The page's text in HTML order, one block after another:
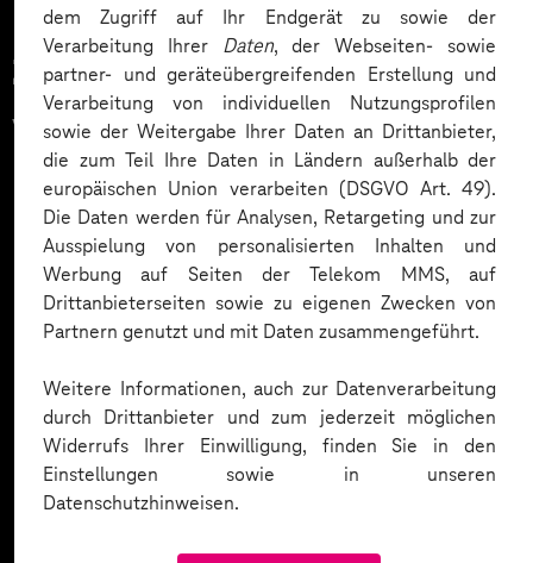
dem Zugriff auf Ihr Endgerät zu sowie der
Verarbeitung Ihrer Daten, der Webseiten- sowie
partner- und geräteübergreifenden Erstellung und
Verarbeitung von individuellen Nutzungsprofilen
sowie der Weitergabe Ihrer Daten an Drittanbieter,
die zum Teil Ihre Daten in Ländern außerhalb der
europäischen Union verarbeiten (DSGVO Art. 49).
Die Daten werden für Analysen, Retargeting und zur
Ausspielung von personalisierten Inhalten und
Werbung auf Seiten der Telekom MMS, auf
Drittanbieterseiten sowie zu eigenen Zwecken von
Partnern genutzt und mit Daten zusammengeführt.
Weitere Informationen, auch zur Datenverarbeitung
durch Drittanbieter und zum jederzeit möglichen
Widerrufs Ihrer Einwilligung, finden Sie in den
Einstellungen sowie in unseren
Datenschutzhinweisen.
Zahlreiche Unternehmen
vertrauen auf unsere
Expertise. Hier eine Auswahl: